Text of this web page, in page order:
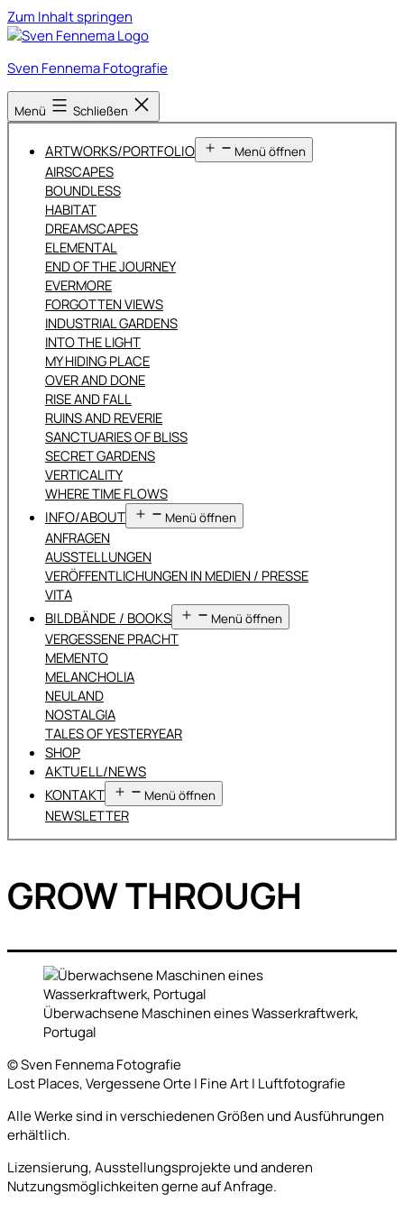
Zum Inhalt springen
Sven Fennema Fotografie
Menü Schließen
ARTWORKS/PORTFOLIO Menü öffnen
AIRSCAPES
BOUNDLESS
HABITAT
DREAMSCAPES
ELEMENTAL
END OF THE JOURNEY
EVERMORE
FORGOTTEN VIEWS
INDUSTRIAL GARDENS
INTO THE LIGHT
MY HIDING PLACE
OVER AND DONE
RISE AND FALL
RUINS AND REVERIE
SANCTUARIES OF BLISS
SECRET GARDENS
VERTICALITY
WHERE TIME FLOWS
INFO/ABOUT Menü öffnen
ANFRAGEN
AUSSTELLUNGEN
VERÖFFENTLICHUNGEN IN MEDIEN / PRESSE
VITA
BILDBÄNDE / BOOKS Menü öffnen
VERGESSENE PRACHT
MEMENTO
MELANCHOLIA
NEULAND
NOSTALGIA
TALES OF YESTERYEAR
SHOP
AKTUELL/NEWS
KONTAKT
Menü öffnen
NEWSLETTER
GROW THROUGH
Überwachsene Maschinen eines Wasserkraftwerk,
Portugal
© Sven Fennema Fotografie
Lost Places, Vergessene Orte | Fine Art | Luftfotografie
Alle Werke sind in verschiedenen Größen und Ausführungen
erhältlich.
Lizensierung, Ausstellungsprojekte und anderen
Nutzungsmöglichkeiten gerne auf Anfrage.